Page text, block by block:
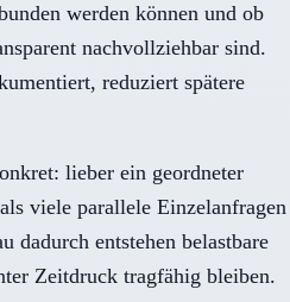
werden können und ob
nachvollziehbar sind.
reduziert spätere
lieber ein geordneter
viele parallele Einzelanfragen
dadurch entstehen belastbare
Zeitdruck tragfähig bleiben.